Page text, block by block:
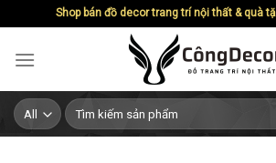
content
Shop bán đồ decor trang trí nội thất & quà
Search
for: